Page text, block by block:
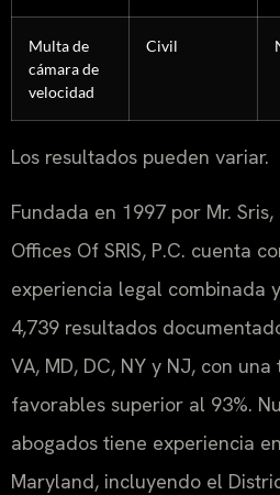
Multa de
cámara de
velocidad
Civil
Los resultados pueden variar.
Fundada en 1997 por Mr.
Offices Of SRIS, P.C. cuenta
experiencia legal combinada
4,739 resultados
VA, MD, DC, NY y NJ, con
favorables superior al 93%.
abogados tiene experiencia
Maryland, incluyendo el